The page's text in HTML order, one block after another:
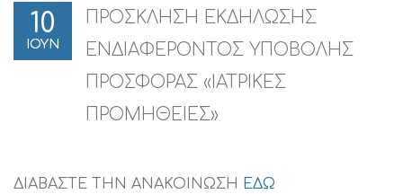
10
ΙΟΥΝ
ΠΡΟΣΚΛΗΣΗ ΕΚΔΗΛΩΣΗΣ
ΕΝΔΙΑΦΕΡΟΝΤΟΣ ΥΠΟΒΟΛΗΣ
ΠΡΟΣΦΟΡΑΣ «ΙΑΤΡΙΚΕΣ
ΠΡΟΜΗΘΕΙΕΣ»
ΔΙΑΒΑΣΤΕ ΤΗΝ ΑΝΑΚΟΙΝΩΣΗ ΕΔΩ